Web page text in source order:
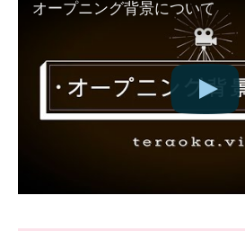
オープニング背景について